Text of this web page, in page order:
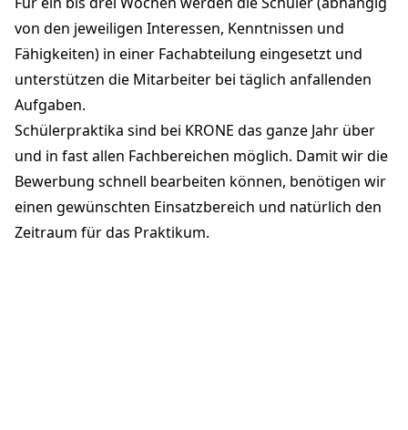
von den jeweiligen Interessen, Kenntnissen und
Fähigkeiten) in einer Fachabteilung eingesetzt und
unterstützen die Mitarbeiter bei täglich anfallenden
Aufgaben.
Schülerpraktika sind bei KRONE das ganze Jahr über
und in fast allen Fachbereichen möglich. Damit wir die
Bewerbung schnell bearbeiten können, benötigen wir
einen gewünschten Einsatzbereich und natürlich den
Zeitraum für das Praktikum.